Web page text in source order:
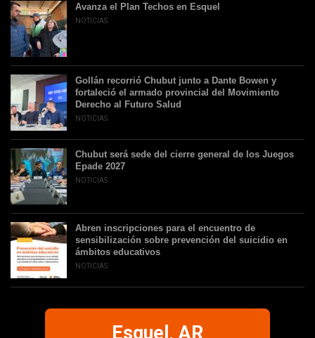
Avanza el Plan Techos en Esquel
NOTICIAS
Gollán recorrió Chubut junto a Dante Bowen y
fortaleció el armado provincial del Movimiento
Derecho al Futuro Salud
NOTICIAS
Chubut será sede del cierre general de los Juegos
Epade 2027
NOTICIAS
Abren inscripciones para el encuentro de
sensibilización sobre prevención del suicidio en
ámbitos educativos
NOTICIAS
Esquel, AR